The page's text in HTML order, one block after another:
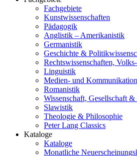
Fachgebiete
Kunstwissenschaften
Pädagogik
Anglistik – Amerikanistik
Germanistik
Geschichte &
Rechtswissenschaften,
Linguistik
Medien- und
Romanistik
Wissenschaft, Gesellschaft
Slawistik
Theologie & Philosophie
Peter Lang Classics
Kataloge
Kataloge
Monatliche